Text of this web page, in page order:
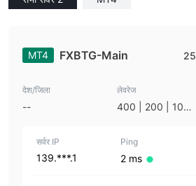
MT4 FXBTG-Main 25
देश/जिला
--
लेवरेज
400 | 200 | 100
सर्वर IP
139.***.1
Ping
2 ms